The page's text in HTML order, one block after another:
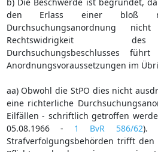
den Erlass einer bloß
Durchsuchungsanordnung
Rechtswidrigkeit
Durchsuchungsbeschlusses
Anordnungsvoraussetzungen im
aa) Obwohl die StPO dies nicht
eine richterliche
Eilfällen - schriftlich getroffen
05.08.1966 - 1 BvR 586/62).
Strafverfolgungsbehörden trifft